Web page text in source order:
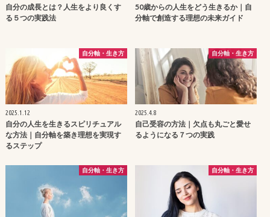
自分の成長とは？人生をより良くす
る５つの実践法
50歳からの人生をどう生きるか｜自
分軸で創造する理想の未来ガイド
自分軸・生き方
2025.1.12
自分の人生を生きるスピリチュアル
な方法｜自分軸を築き理想を実現す
るステップ
自分軸・生き方
2025.4.8
自己受容の方法｜欠点も丸ごと愛せ
るようになる７つの実践
自分軸・生き方 自分軸・生き方